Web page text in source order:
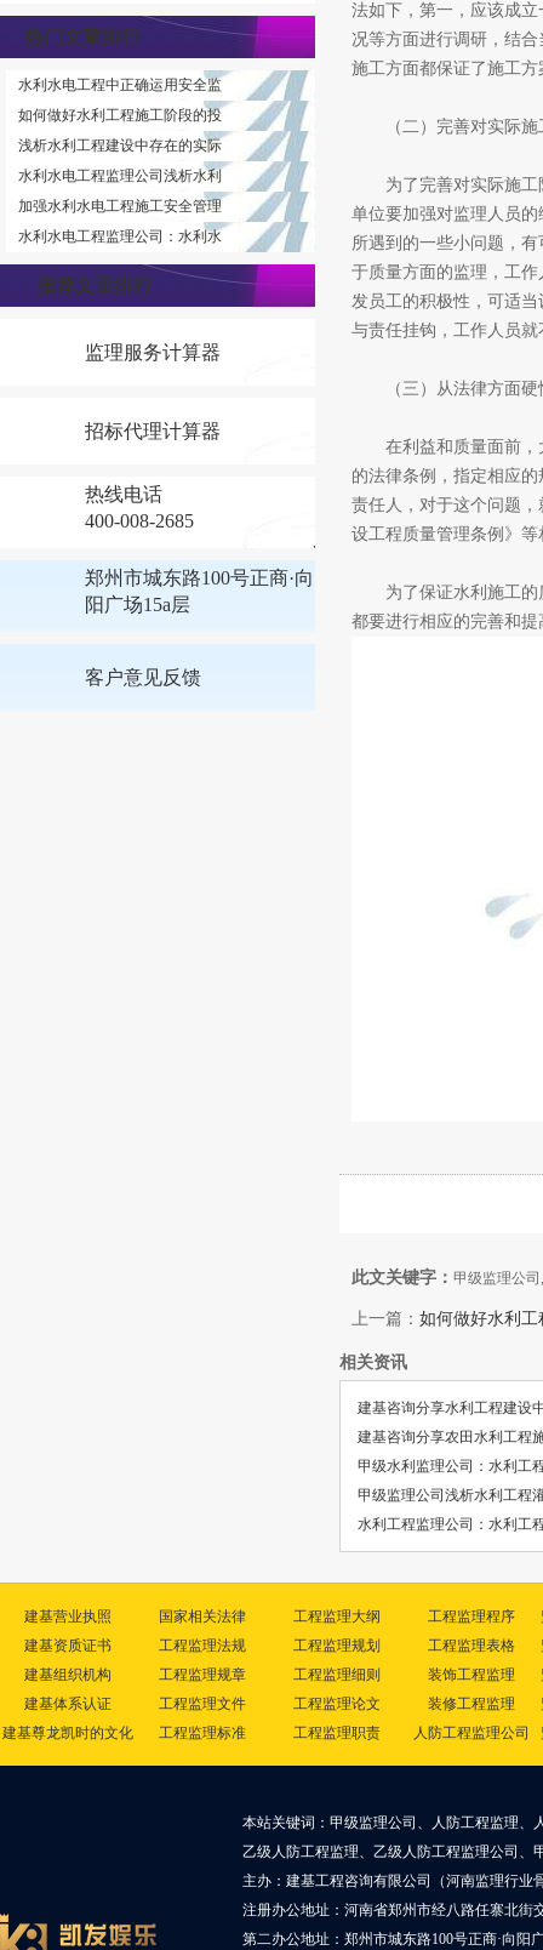
热门文章排行
水利水电工程中正确运用安全监
如何做好水利工程施工阶段的投
浅析水利工程建设中存在的实际
水利水电工程监理公司浅析水利
加强水利水电工程施工安全管理
水利水电工程监理公司：水利水
推荐文章排行
监理服务计算器
招标代理计算器
热线电话
400-008-2685
郑州市城东路100号正商·向
阳广场15a层
客户意见反馈
法如下，第一，应该成
况等方面进行调研，结
施工方面都保证了施工
（二）完善对实际施
为了完善对实际施工阶
单位要加强对监理人员
所遇到的一些小问题，
于质量方面的监理，工
发员工的积极性，可适
与责任挂钩，工作人员
（三）从法律方面硬
在利益和质量面前，大
的法律条例，指定相应
责任人，对于这个问题
设工程质量管理条例》
为了保证水利施工的质
都要进行相应的完善和
此文关键字： 甲级监理公
上一篇： 如何做好水利
相关资讯
建基咨询分享水利工程建设
建基咨询分享农田水利工程
甲级水利监理公司：水利工
甲级监理公司浅析水利工程
水利工程监理公司：水利工
建基营业执照
建基资质证书
建基组织机构
建基体系认证
建基尊龙凯时的文化
国家相关法律
工程监理法规
工程监理规章
工程监理文件
工程监理标准
工程监理大纲
工程监理规划
工程监理细则
工程监理论文
工程监理职责
工程监理程序
工程监理表格
装饰工程监理
装修工程监理
人防工程监理公司
本站关键词：甲级监理公司、人防工程监理、
乙级人防工程监理、乙级人防工程监理公司、
主办：建基工程咨询有限公司（河南监理行业
注册办公地址：河南省郑州市经八路任寨北街
第二办公地址：郑州市城东路100号正商·向阳